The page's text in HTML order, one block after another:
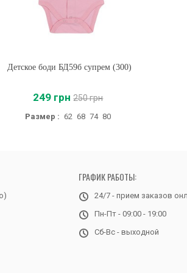
Купить
Детское боди БД59б супрем (300)
249 грн 250 грн
Размер : 62 68 74 80
ГРАФИК РАБОТЫ:
24/7 - прием заказов
Пн-Пт - 09:00 - 19:00
Сб-Вс - выходной